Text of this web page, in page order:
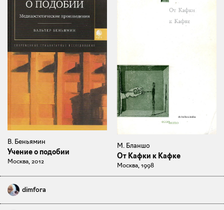
В. Беньямин
Учение о подобии
Москва, 2012
М. Бланшо
От Кафки к Кафке
Москва, 1998
dimfora